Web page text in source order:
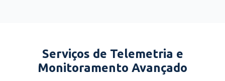
Serviços de Telemetria e
Monitoramento Avançado